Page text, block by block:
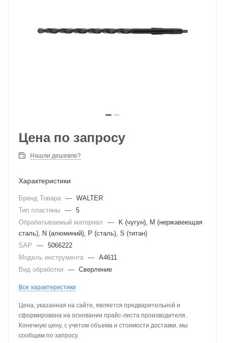
Цена по запросу
Нашли дешевле?
Характеристики
Бренд Товара — WALTER
Тип пластины — 5
Обрабатываемый материал
—
K (чугун), M (нержавеющая
сталь), N (алюминий), P (сталь), S (титан)
SAP
— 5066222
Модель инструмента — A4611
Вид обработки — Сверление
Все характеристики
Цена, указанная на сайте, является предварительной и
сформирована на основании прайс-листа производителя.
Конечную цену, с учетом объема и стоимости доставки, мы
сообщим по запросу.